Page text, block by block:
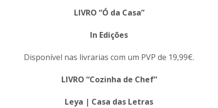
LIVRO “Ó da Casa”
In Edições
Disponível nas livrarias com um PVP de 19,99€.
LIVRO “Cozinha de Chef”
Leya | Casa das Letras